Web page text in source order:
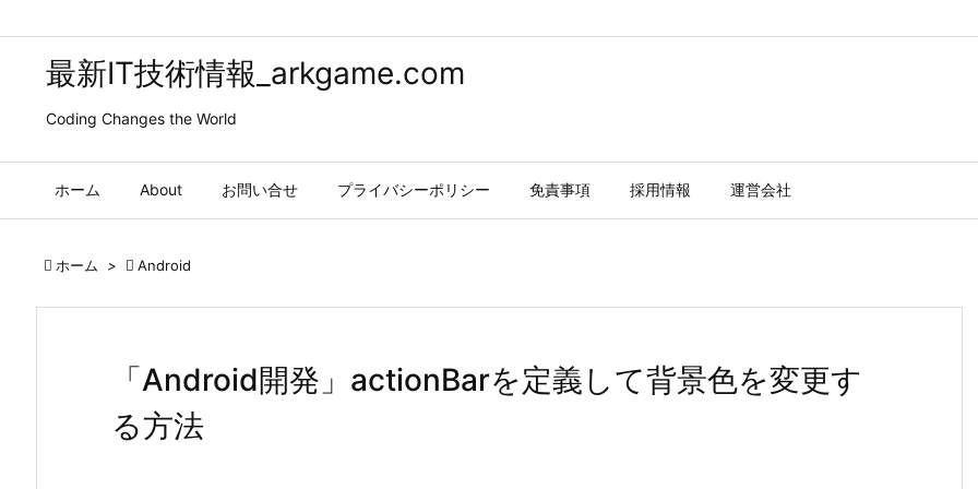
最新IT技術情報_arkgame.com
Coding Changes the World
ホーム About お問い合せ プライバシーポリシー 免責事項 採用情報 運営会社
 ホーム >  Android
「Android開発」actionBarを定義して背景色を変更す
る方法